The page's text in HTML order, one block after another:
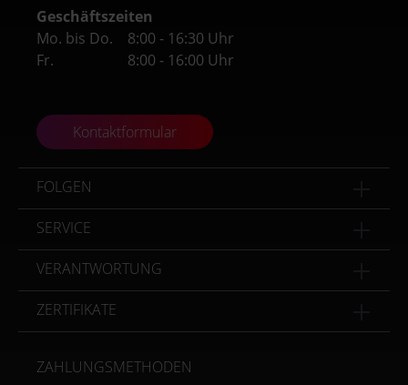
Geschäftszeiten
Mo. bis Do.
8:00 - 16:30 Uhr
Fr.
8:00 - 16:00 Uhr
Kontaktformular
FOLGEN
SERVICE
VERANTWORTUNG
ZERTIFIKATE
ZAHLUNGSMETHODEN